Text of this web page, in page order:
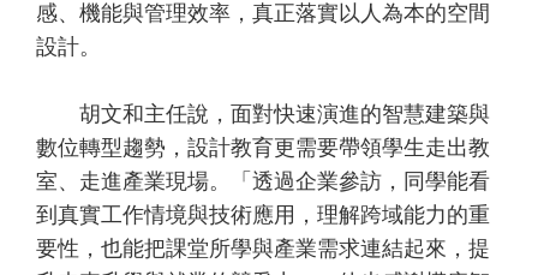
感、機能與管理效率，真正落實以人為本的空間
設計。
胡文和主任說，面對快速演進的智慧建築與
數位轉型趨勢，設計教育更需要帶領學生走出教
室、走進產業現場。「透過企業參訪，同學能看
到真實工作情境與技術應用，理解跨域能力的重
要性，也能把課堂所學與產業需求連結起來，提